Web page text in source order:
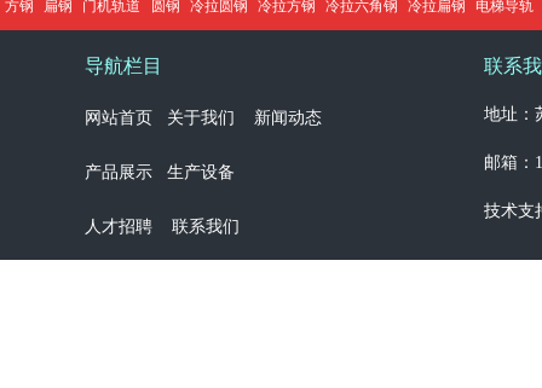
方钢 扁钢 门机轨道 圆钢 冷拉圆钢 冷拉方钢 冷拉六角钢 冷拉扁钢 电梯导轨
导航栏目
网站首页 关于我们 新闻动态
产品展示 生产设备
人才招聘 联系我们
联系
地址：
邮箱：
技术支